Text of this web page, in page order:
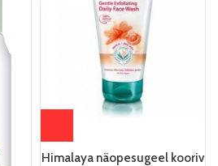
Himalaya näopesugeel kooriv